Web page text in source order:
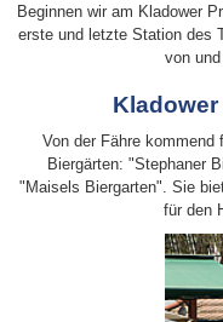
Beginnen wir am Kladower
erste und letzte Station des
von
Von der Fähre
Biergärten: "Stephaner
"Maisels Biergarten". Sie
für den